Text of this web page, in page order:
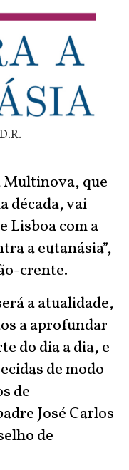
Multinova, que
década, vai
Lisboa com a
a eutanásia”,
crente.
a atualidade,
a aprofundar
do dia a dia, e
de modo
de
José Carlos
de